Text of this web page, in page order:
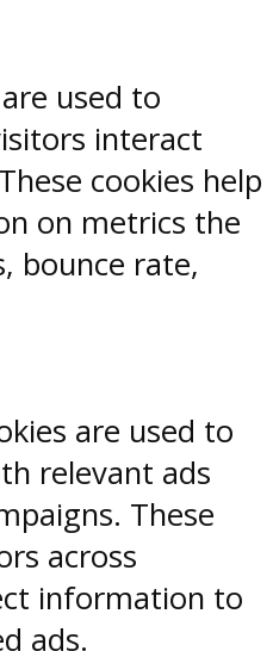
used to
interact
cookies help
on metrics the
bounce rate,
are used to
relevant ads
These
across
information to
ads.